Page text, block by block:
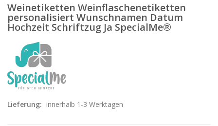
Weinetiketten Weinflaschenetiketten
personalisiert Wunschnamen Datum
Hochzeit Schriftzug Ja SpecialMe®
Lieferung: innerhalb 1-3 Werktagen